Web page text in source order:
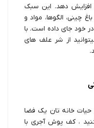
افزایش دهد. این سبک
چینی، الگوها، مواد و
خود جای داده است. با
از شر علف های
حیات خانه تان یک فضا
، کف پوش آجری با